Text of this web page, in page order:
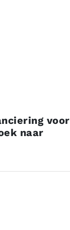
voor
naar